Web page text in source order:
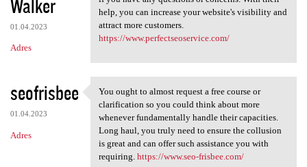
Walker
01.04.2023
Adres
help, you can increase your website's visibility and
attract more customers.
https://www.perfectseoservice.com/
seofrisbee
01.04.2023
Adres
You ought to almost request a
You ought to almost request a free course or
clarification so you could think about more
whenever fundamentally handle their capacities.
Long haul, you truly need to ensure the collusion
is great and can offer such assistance you with
requiring. https://www.seo-frisbee.com/